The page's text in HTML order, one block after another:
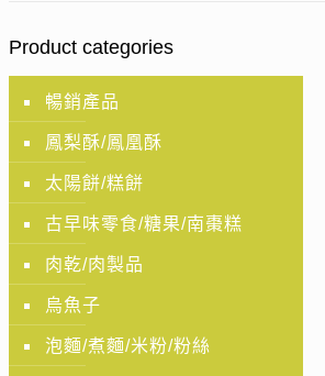
Product categories
暢銷產品
鳳梨酥/鳳凰酥
太陽餅/糕餅
古早味零食/糖果/南棗糕
肉乾/肉製品
烏魚子
泡麵/煮麵/米粉/粉絲